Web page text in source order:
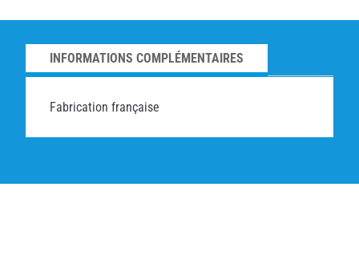
INFORMATIONS COMPLÉMENTAIRES
Fabrication française